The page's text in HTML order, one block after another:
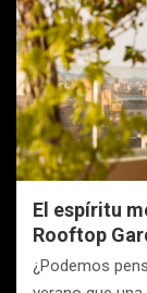
El espíritu
Rooftop
¿Podemos